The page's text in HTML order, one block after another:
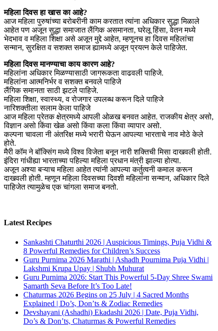
महिला दिवस हा खास का आहे?
आज महिला पुरुषांच्या बरोबरीनी काम करतात त्यांना अधिकार सुद्धा मिळाले
आहेत पण अजून सुद्धा समाजात लैंगिक असमानता, घरेलू हिंसा, वेतन मध्ये
भेदभाव व महिला शिक्षा असे अजून मुद्दे आहेत, म्हणूनच हा दिवस महिलांचा
सन्मान, सुरक्षित व सशक्त समाज ह्यामध्ये अजून प्रयत्न केले पाहिजेत.
महिला दिवस मानण्याचा काय कारण आहे?
महिलांना अधिकार मिळण्यासाठी जागरूकता वाढवली पाहिजे.
महिलांना आत्मनिर्भर व सशक्त बनवले पाहिजे
लैंगिक समानता साठी झटले पाहिजे.
महिला शिक्षा, स्वास्थ्य, व रोजगार उपलब्ध करून दिले पाहिजे
नारिशक्तीला सलाम केला पाहिजे
आज महिला प्रेतक क्षेत्रमध्ये आपली ओळख बनवत आहेत. राजकीय क्षेत्र असो,
विज्ञान असो किंवा खेळ असो किंवा कला किंवा व्यापार असो.
कल्पना चावला नी अंतरिक्ष मध्ये भरारी घेऊन आपल्या भारताचे नाव मोठे केले
होते.
मैरी कॉम ने बॉक्सिंग मध्ये विश्व विजेता बनून नारी शक्तिची मिसा दाखवली होती.
इंदिरा गांधीह्या भारताच्या पहिल्या महिला प्रधान मंत्री झाल्या होत्या.
अजून अश्या बऱ्याच महिला आहेत त्यांनी आपल्या कर्तुत्वनी कमाल करून
दाखवली होती. म्हणून महिला दिवसच्या दिवशी महिलांना सन्मान, अधिकार दिले
पाहिजेत त्यामुळेच एक चांगला समाज बनतो.
Latest Recipes
Sankashti Chaturthi 2026 | Auspicious Timings, Puja Vidhi &
8 Powerful Remedies for Children’s Success
Guru Purnima 2026 Marathi | Ashadh Pournima Puja Vidhi |
Lakshmi Krupa Upay | Shubh Muhurat
Guru Purnima 2026: Start This Powerful 5-Day Shree Swami
Samarth Seva Before It’s Too Late!
Chaturmas 2026 Begins on 25 July | 4 Sacred Months
Explained | Do’s, Don’ts & Zodiac Remedies
Devshayani (Ashadhi) Ekadashi 2026 | Date, Puja Vidhi,
Do’s & Don’ts, Chaturmas & Powerful Remedies